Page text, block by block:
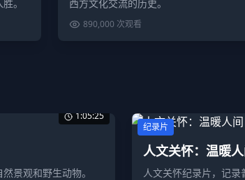
。
西方文化交流的历史。
890,000 次观看
1:05:25
景观和野生动物。
纪录片
人文关怀：温暖
人文关怀纪录片，记录